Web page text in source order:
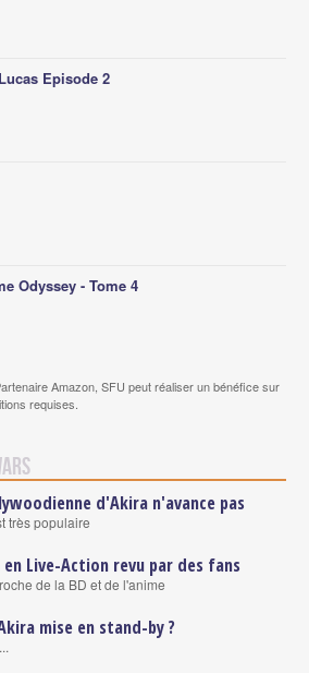
Episode 2
Odyssey - Tome 4
Amazon, SFU peut réaliser un bénéfice sur
requises.
d'Akira n'avance pas
très populaire
Live-Action revu par des fans
de la BD et de l'anime
mise en stand-by ?